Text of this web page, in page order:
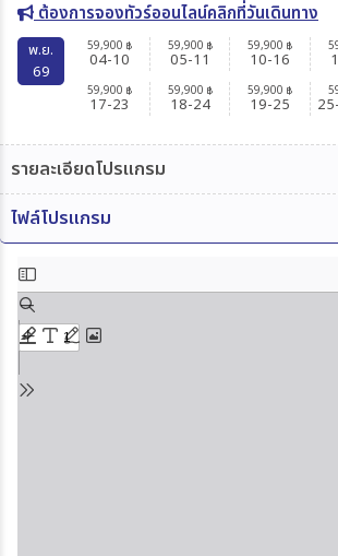
ต้องการจองทัวร์ออนไลน์คลิกที่วันเดินทาง
พ.ย.
69
59,900 ฿
04-10
59,900 ฿
05-11
59,900 ฿
10-16
59,900 ฿
17-23
59,900 ฿
18-24
59,900 ฿
19-25
รายละเอียดโปรแกรม
ไฟล์โปรแกรม